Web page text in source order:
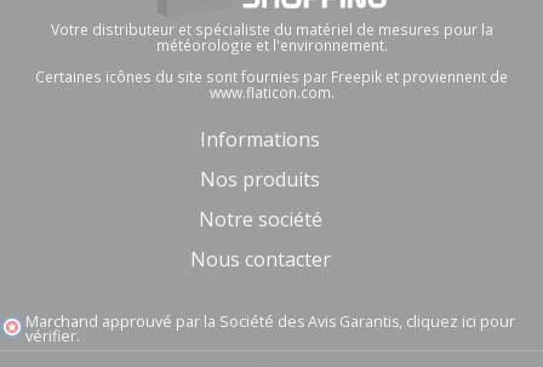
Votre distributeur et spécialiste du matériel de mesures pour la
météorologie et l'environnement.
Certaines icônes du site sont fournies par Freepik et proviennent de
www.flaticon.com.
Informations
Nos produits
Notre société
Nous contacter
Marchand approuvé par la Société des Avis Garantis, cliquez ici pour
vérifier.